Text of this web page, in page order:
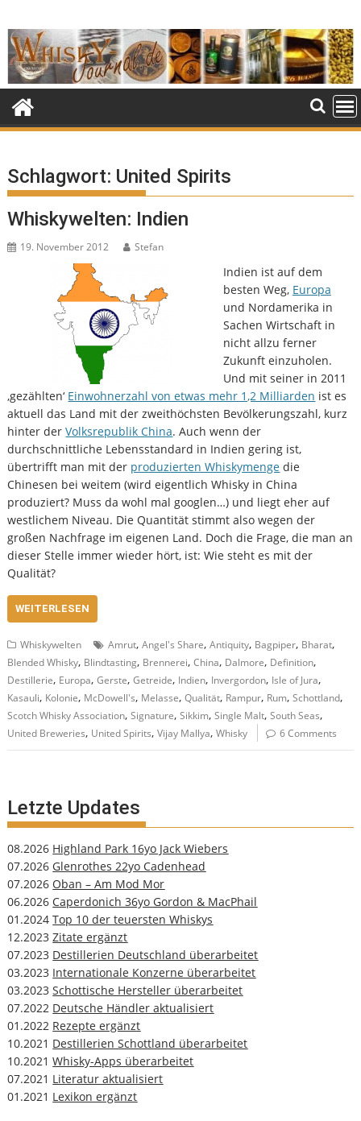
to
content
Schlagwort: United Spirits
Whiskywelten: Indien
19. November 2012 Stefan
Indien ist auf dem
besten Weg, Europa
und Nordamerika in
Sachen Wirtschaft in
nicht allzu ferner
Zukunft einzuholen.
Und mit seiner in 2011
‚gezählten‘ Einwohnerzahl von etwas mehr 1,2 Milliarden ist es
aktuell das Land mit der zweithöchsten Bevölkerungszahl, kurz
hinter derVolksrepublik China. Auch wenn der
durchschnittliche Lebensstandard in Indien gering ist,
übertrifft man mit der produzierten Whiskymenge die
Chinesen bei weitem (wird eigentlich Whisky in China
produziert? Muss da wohl mal googlen…) und liegt eher auf
westlichem Niveau. Die Quantität stimmt also wegen der
großen Nachfrage im eigenen Land. Doch die Frage, die man an
dieser Stelle immer wieder hört, ist: Wie steht es mit der
Qualität?
WEITERLESEN
Whiskywelten Amrut,Angel's Share,Antiquity, Bagpiper, Bharat,
Blended Whisky, Blindtasting, Brennerei,China, Dalmore, Definition,
Destillerie, Europa,Gerste,Getreide, Indien, Invergordon, Isle of Jura,
Kasauli, Kolonie, McDowell's, Melasse,Qualität, Rampur, Rum,Schottland,
Scotch Whisky Association,Signature,Sikkim,Single Malt,South Seas,
United Breweries, United Spirits,Vijay Mallya,Whisky 6 Comments
Letzte Updates
08.2026 Highland Park 16yo Jack Wiebers
07.2026 Glenrothes 22yo Cadenhead
07.2026 Oban – Am Mod Mor
06.2026 Caperdonich 36yo Gordon & MacPhail
01.2024Top 10 der teuersten Whiskys
12.2023Zitate ergänzt
07.2023 Destillerien Deutschland überarbeitet
03.2023 Internationale Konzerne überarbeitet
03.2023Schottische Hersteller überarbeitet
07.2022 Deutsche Händler aktualisiert
01.2022 Rezepte ergänzt
10.2021 Destillerien Schottland überarbeitet
10.2021Whisky-Apps überarbeitet
07.2021 Literatur aktualisiert
01.2021 Lexikon ergänzt